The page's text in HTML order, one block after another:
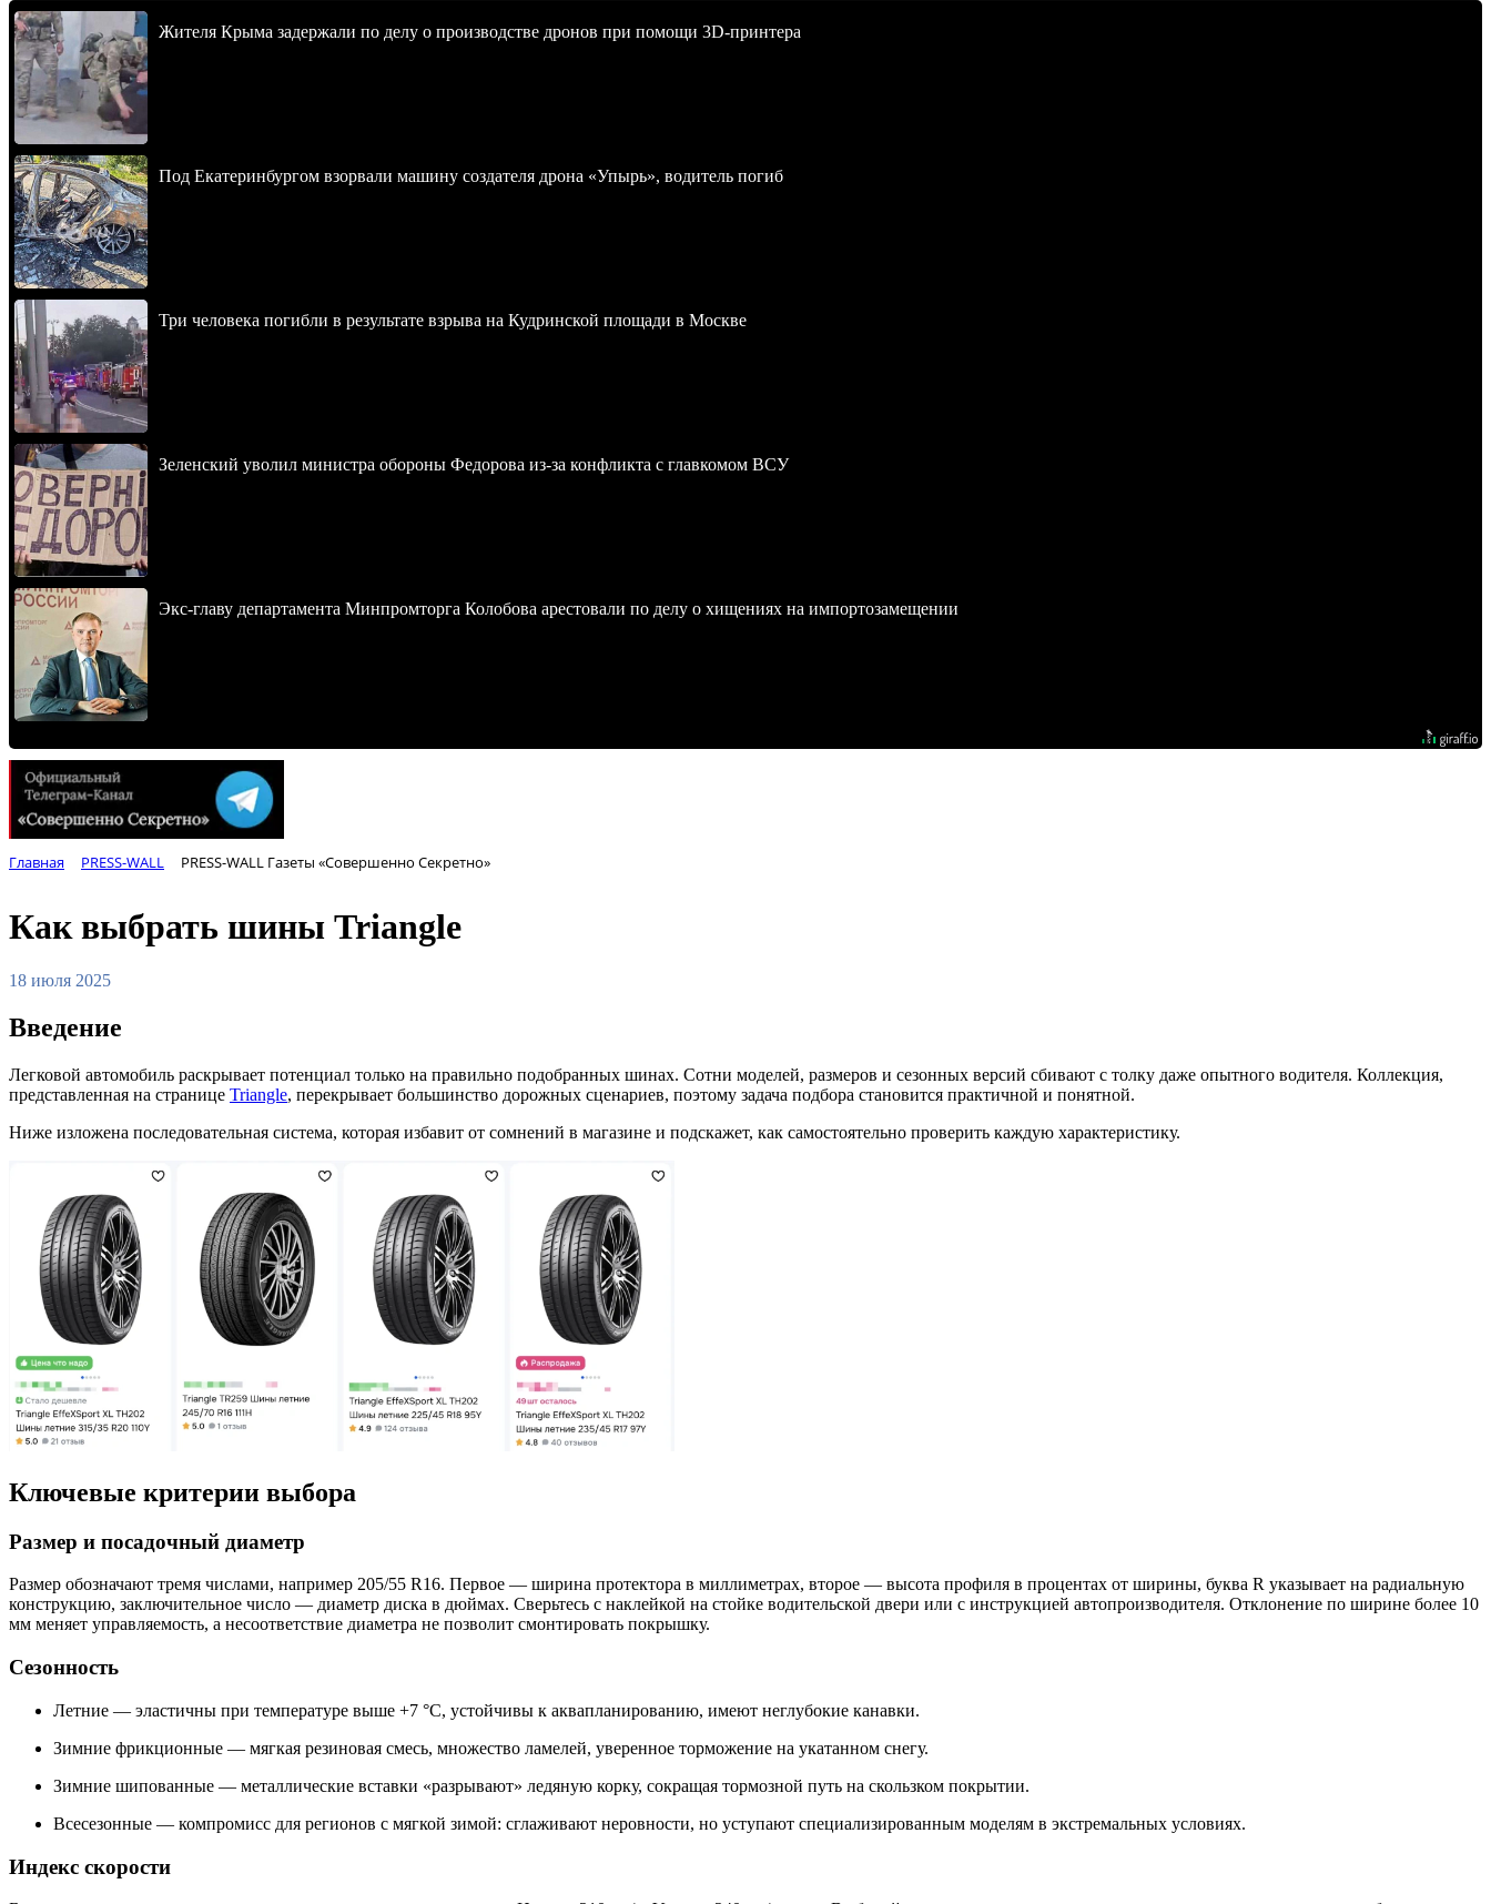
Жителя Крыма задержали по делу о производстве дронов при помощи 3D‑принтера
Под Екатеринбургом взорвали машину создателя дрона «Упырь», водитель погиб
Три человека погибли в результате взрыва на Кудринской площади в Москве
Зеленский уволил министра обороны Федорова из-за конфликта с главкомом ВСУ
Экс-главу департамента Минпромторга Колобова арестовали по делу о хищениях на импортозамещении
Главная PRESS-WALL PRESS-WALL Газеты «Совершенно Секретно»
Как выбрать шины Triangle
18 июля 2025
Введение
Легковой автомобиль раскрывает потенциал только на правильно подобранных шинах. Сотни моделей, размеров и сезонных версий сбивают с толку даже опытного водителя. Коллекция,
представленная на странице Triangle, перекрывает большинство дорожных сценариев, поэтому задачa подбора становится практичной и понятной.
Ниже изложена последовательная система, которая избавит от сомнений в магазине и подскажет, как самостоятельно проверить каждую характеристику.
Ключевые критерии выбора
Размер и посадочный диаметр
Размер обозначают тремя числами, например 205/55 R16. Первое — ширина протектора в миллиметрах, второе — высота профиля в процентах от ширины, буква R указывает на радиальную
конструкцию, заключительное число — диаметр диска в дюймах. Сверьтесь с наклейкой на стойке водительской двери или с инструкцией автопроизводителя. Отклонение по ширине более 10
мм меняет управляемость, а несоответствие диаметра не позволит смонтировать покрышку.
Сезонность
Летние — эластичны при температуре выше +7 °C, устойчивы к аквапланированию, имеют неглубокие канавки.
Зимние фрикционные — мягкая резиновая смесь, множество ламелей, уверенное торможение на укатанном снегу.
Зимние шипованные — металлические вставки «разрывают» ледяную корку, сокращая тормозной путь на скользком покрытии.
Всесезонные — компромисс для регионов с мягкой зимой: сглаживают неровности, но уступают специализированным моделям в экстремальных условиях.
Индекс скорости